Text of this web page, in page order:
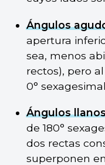
Ángulos
apertura
sea, menos
rectos), pero
0°
Ángulos
de 180°
dos rectas
superponen